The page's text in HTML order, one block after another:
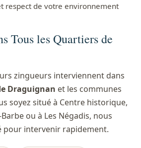
respect de votre environnement
Tous les Quartiers de
zingueurs interviennent dans
Draguignan et les communes
soyez situé à Centre historique,
ou à Les Négadis, nous
pour intervenir rapidement.